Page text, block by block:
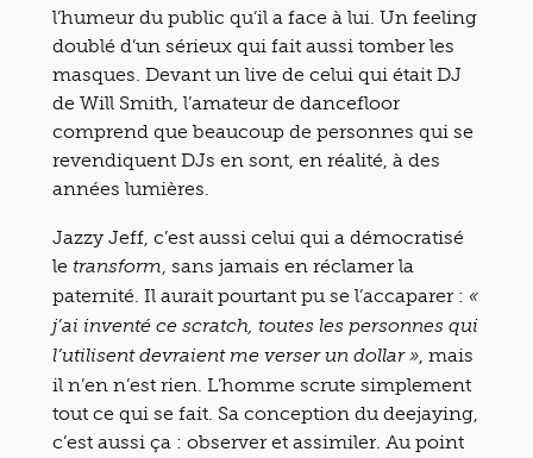
l’humeur du public qu’il a face à lui. Un feeling
doublé d’un sérieux qui fait aussi tomber les
masques. Devant un live de celui qui était DJ
de Will Smith, l’amateur de dancefloor
comprend que beaucoup de personnes qui se
revendiquent DJs en sont, en réalité, à des
années lumières.
Jazzy Jeff, c’est aussi celui qui a démocratisé
le transform, sans jamais en réclamer la
paternité. Il aurait pourtant pu se l’accaparer : «
j’ai inventé ce scratch, toutes les personnes qui
l’utilisent devraient me verser un dollar », mais
il n’en n’est rien. L’homme scrute simplement
tout ce qui se fait. Sa conception du deejaying,
c’est aussi ça : observer et assimiler. Au point